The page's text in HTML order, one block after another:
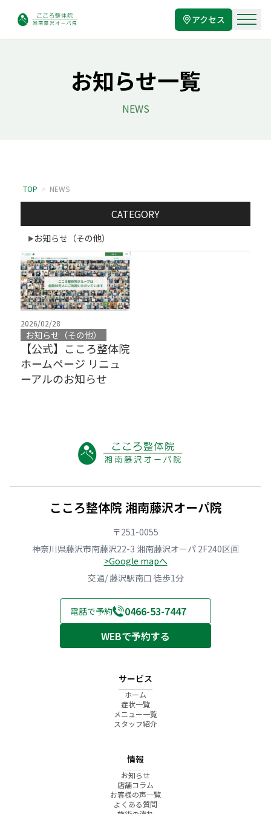
アクセス
お知らせ一覧
NEWS
TOP > NEWS
2026/02/28
お知らせ（その他）
【公式】こころ整体院
ホームページ リニュ
ーアルのお知らせ
CATEGORY
お知らせ（その他）
こころ整体院 湘南藤沢オーパ院
〒251-0055
神奈川県藤沢市南藤沢22-3 湘南藤沢オーパ 2F240区画
>Google mapへ
交通/ 藤沢駅南口 徒歩1分
電話で予約
0466-53-7447
WEBで予約する
サービス
ホーム
症状一覧
メニュー一覧
スタッフ紹介
情報
お知らせ
店舗コラム
お客様の声一覧
よくある質問